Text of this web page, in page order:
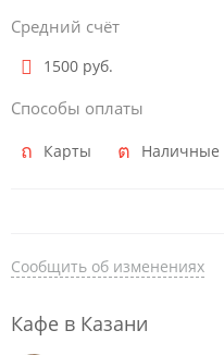
Средний счёт
1500 руб.
Способы оплаты
Карты Наличные
Сообщить об изменениях
Кафе в Казани